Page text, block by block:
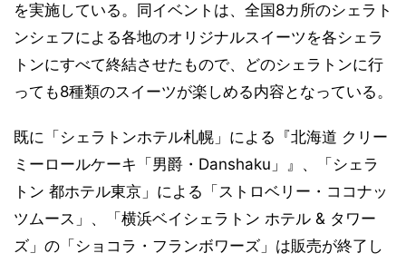
を実施している。同イベントは、全国8カ所のシェラト
ンシェフによる各地のオリジナルスイーツを各シェラ
トンにすべて終結させたもので、どのシェラトンに行
っても8種類のスイーツが楽しめる内容となっている。
既に「シェラトンホテル札幌」による『北海道 クリー
ミーロールケーキ「男爵・Danshaku」』、「シェラ
トン 都ホテル東京」による「ストロベリー・ココナッ
ツムース」、「横浜ベイシェラトン ホテル & タワー
ズ」の「ショコラ・フランボワーズ」は販売が終了し